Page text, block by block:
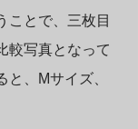
ことで、三枚目
較写真となって
と、Mサイズ、